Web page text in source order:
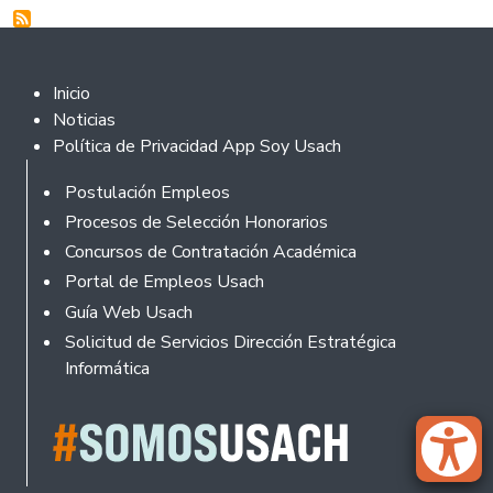
Footer 2
Inicio
Noticias
Política de Privacidad App Soy Usach
Footer
Postulación Empleos
Procesos de Selección Honorarios
Concursos de Contratación Académica
Portal de Empleos Usach
Guía Web Usach
Solicitud de Servicios Dirección Estratégica
Informática